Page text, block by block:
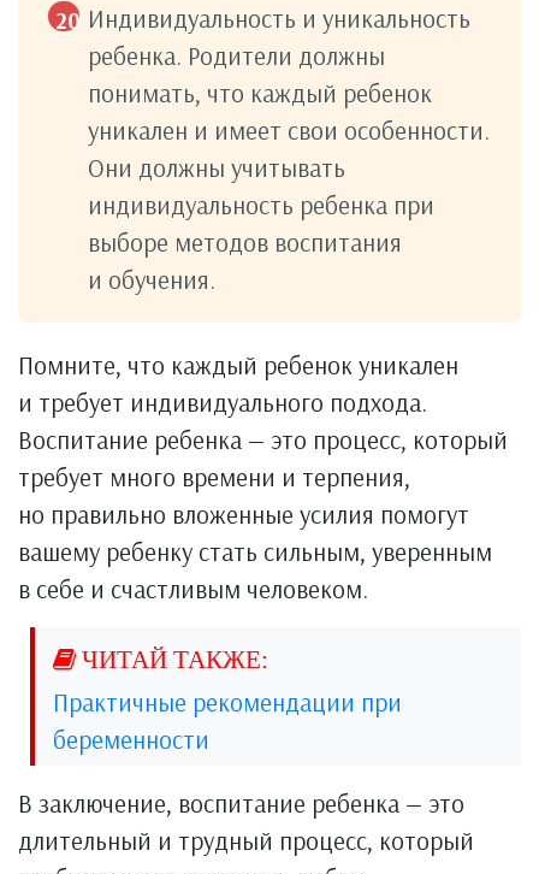
Индивидуальность и уникальность
ребенка. Родители должны
понимать, что каждый ребенок
уникален и имеет свои особенности.
Они должны учитывать
индивидуальность ребенка при
выборе методов воспитания
и обучения.
Помните, что каждый ребенок уникален
и требует индивидуального подхода.
Воспитание ребенка — это процесс, который
требует много времени и терпения,
но правильно вложенные усилия помогут
вашему ребенку стать сильным, уверенным
в себе и счастливым человеком.
Практичные рекомендации при
беременности
В заключение, воспитание ребенка — это
длительный и трудный процесс, который